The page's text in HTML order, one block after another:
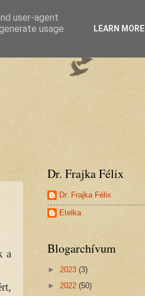
a
Dr. Frajka Félix
Dr. Frajka Félix
Etelka
Blogarchívum
► 2023 (3)
► 2022 (50)
user-agent
usage
LEARN MORE